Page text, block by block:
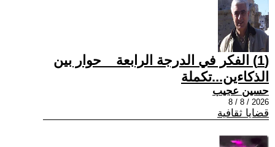
(1) الفكر في الدرجة الرابعة _ حوار بين
الذكاءين...تكملة
حسين عجيب
2026 / 8 / 8
قضايا ثقافية